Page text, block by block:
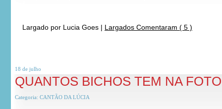
Largado por Lucia Goes | Largados Comentaram ( 5 )
18 de julho
QUANTOS BICHOS TEM NA
Categoria: CANTÃO DA LÚCIA